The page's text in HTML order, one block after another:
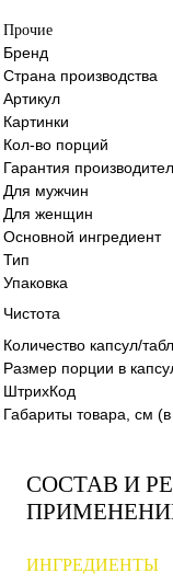
Прочие
Бренд
Страна производства
Артикул
Картинки
Кол-во порций
Гарантия
Для мужчин
Для женщин
Основной ингредиент
Тип
Упаковка
Чистота
Количество капсул/
Размер порции в
ШтрихКод
Габариты товара, см
СОСТАВ И
ИНГРЕДИЕНТЫ